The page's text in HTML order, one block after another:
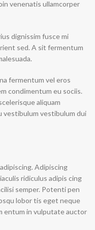
venenatis ullamcorper
dignissim fusce mi
sed. A sit fermentum
fermentum vel eros
condimentum eu sociis.
aliquam
vestibulum vestibulum dui
Adipiscing
ridiculus adipis cing
semper. Potenti pen
lobor tis eget neque
entum in vulputate auctor